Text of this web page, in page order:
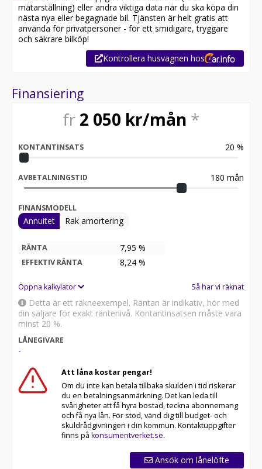
mätarställning) eller andra viktiga data när du ska köpa din
nästa nya eller begagnade bil. Tjänsten är helt gratis att
använda för privatpersoner - för ett smidigare, tryggare
och säkrare bilköp!
Kontrollera husvagnen hos
Finansiering
fr 2 050 kr/mån *
KONTANTINSATS 20 %
AVBETALNINGSTID 180 mån
FINANSMODELL
Annuitet Rak amortering
RÄNTA 7,95 %
EFFEKTIV RÄNTA 8,24 %
Öppna kalkylator Så har vi räknat
Detta är ett räkneexempel. Räntan är indikativ, hör med
din säljare för exakt räntenivå. Kontantinsatsen måste vara
minst 20 %.
LÅNEGIVARE
-
Att låna kostar pengar!
Om du inte kan betala tillbaka skulden i tid riskerar
du en betalningsanmärkning. Det kan leda till
svårigheter att få hyra bostad, teckna abonnemang
och få nya lån. För stöd, vänd dig till budget- och
skuldrådgivningen i din kommun. Kontaktuppgifter
finns på konsumentverket.se.
Ansök om lånelöfte